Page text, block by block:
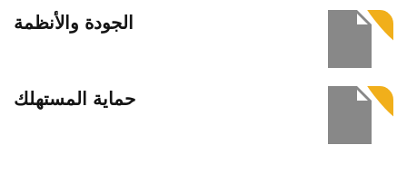
الجودة والأنظمة
حماية المستهلك